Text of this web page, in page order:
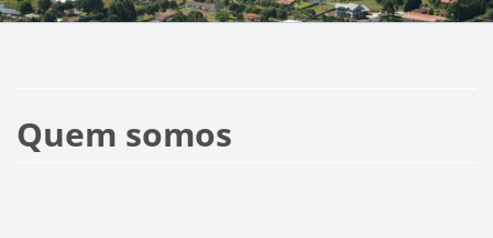
Quem somos